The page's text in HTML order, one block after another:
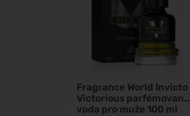
Fragrance World Invicto
Victorious parfémovaná
voda pro muže 100 ml